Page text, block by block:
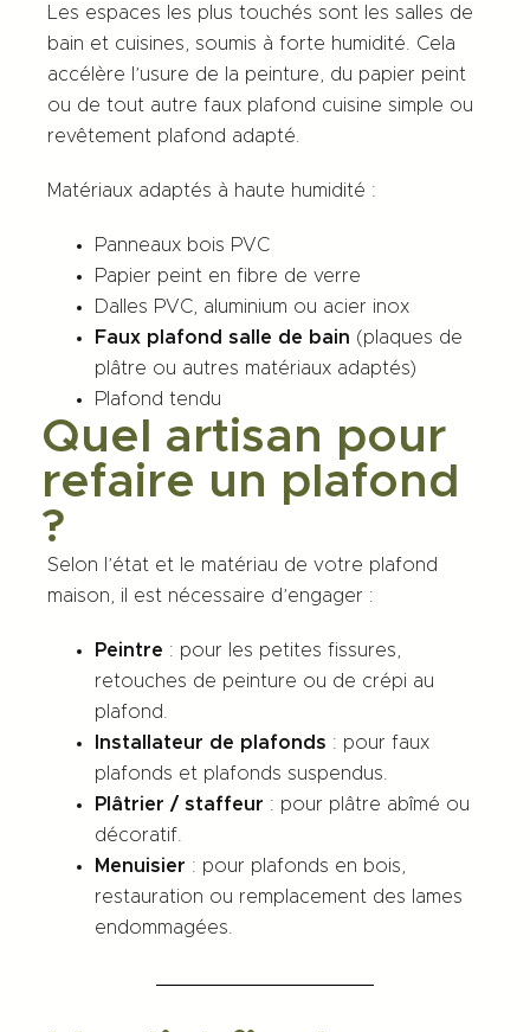
Les espaces les plus touchés sont les salles de
bain et cuisines, soumis à forte humidité. Cela
accélère l’usure de la peinture, du papier peint
ou de tout autre faux plafond cuisine simple ou
revêtement plafond adapté.
Matériaux adaptés à haute humidité :
Panneaux bois PVC
Papier peint en fibre de verre
Dalles PVC, aluminium ou acier inox
Faux plafond salle de bain (plaques de
plâtre ou autres matériaux adaptés)
Plafond tendu
Quel artisan pour
refaire un plafond
?
Selon l’état et le matériau de votre plafond
maison , il est nécessaire d’engager :
Peintre : pour les petites fissures,
retouches de peinture ou de crépi au
plafond
Installateur de plafonds : pour faux
plafonds et plafonds suspendus.
Plâtrier / staffeur : pour plâtre abîmé ou
décoratif.
Menuisier : pour plafonds en bois,
restauration ou remplacement des lames
endommagées.